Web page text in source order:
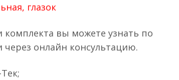
глазок
комплекта вы можете узнать по
через онлайн консультацию.